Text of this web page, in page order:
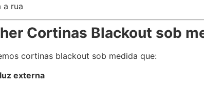
a rua
Cortinas Blackout sob
cortinas blackout sob medida que:
externa